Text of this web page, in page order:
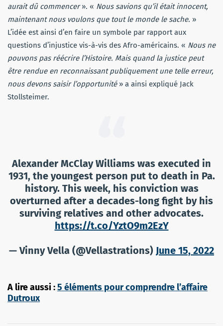
aurait dû commencer». « Nous savions qu’il était innocent,
maintenant nous voulons que tout le monde le sache. »
L’idée est ainsi d’en faire un symbole par rapport aux
questions d’injustice vis-à-vis des Afro-américains. « Nous ne
pouvons pas réécrire l’Histoire. Mais quand la justice peut
être rendue en reconnaissant publiquement une telle erreur,
nous devons saisir l’opportunité» a ainsi expliqué Jack
Stollsteimer.
Alexander McClay Williams was executed in
1931, the youngest person put to death in Pa.
history. This week, his conviction was
overturned after a decades-long fight by his
surviving relatives and other advocates.
https://t.co/YztO9m2EzY
— Vinny Vella (@Vellastrations) June 15, 2022
A lire aussi :5 éléments pour comprendre l’affaire
Dutroux